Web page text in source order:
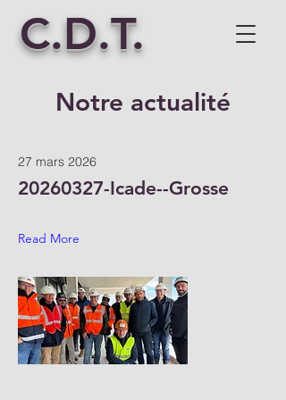
C.D.T.
Notre actualité
27 mars 2026
20260327-Icade--Grosse
Read More